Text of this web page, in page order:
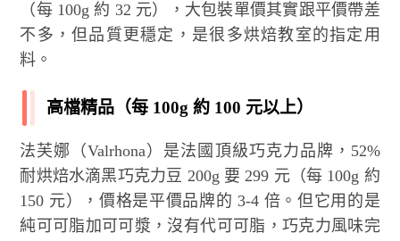
（每 100g 約 32 元），大包裝單價其實跟平價帶差
不多，但品質更穩定，是很多烘焙教室的指定用
料。
高檔精品（每 100g 約 100 元以上）
法芙娜（Valrhona）是法國頂級巧克力品牌，52%
耐烘焙水滴黑巧克力豆 200g 要 299 元（每 100g 約
150 元），價格是平價品牌的 3-4 倍。但它用的是
純可可脂加可可漿，沒有代可可脂，巧克力風味完